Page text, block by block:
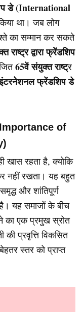
डे (International
था। जब लोग
का सम्मान कर सकते
राष्ट्र द्वारा फ्रेंडशिप
65वें संयुक्त राष्ट्र
फ्रेंडशिप डे
(Importance of
खास रहता है, क्योकि
नहीं रखता। यह बहुत
और शांतिपूर्ण
यह समाजों के बीच
का एक प्रमुख स्रोत
प्रवृत्ति विकसित
स्तर को प्राप्त